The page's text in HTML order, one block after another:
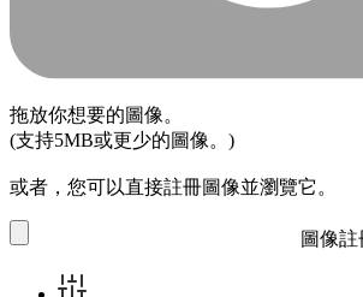
拖放你想要的圖像。
(支持5MB或更少的圖像。)
或者，您可以直接註冊圖像並瀏覽它。
圖像註